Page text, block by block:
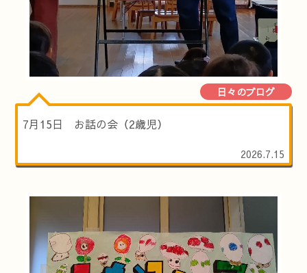
日々のブログ
7月15日 お話の会（2歳児）
2026.7.15